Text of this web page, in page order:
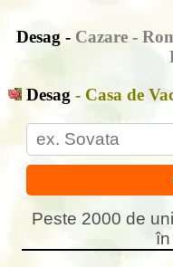
Desag - Cazare -
Desag - Casa de
Peste 2000 de
în